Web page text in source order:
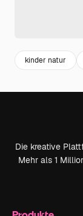
kinder natur
Die kreative
Mehr als 1